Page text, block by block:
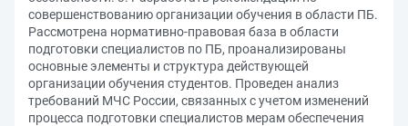
совершенствованию организации обучения в области ПБ.
Рассмотрена нормативно-правовая база в области
подготовки специалистов по ПБ, проанализированы
основные элементы и структура действующей
организации обучения студентов. Проведен анализ
требований МЧС России, связанных с учетом изменений
процесса подготовки специалистов мерам обеспечения